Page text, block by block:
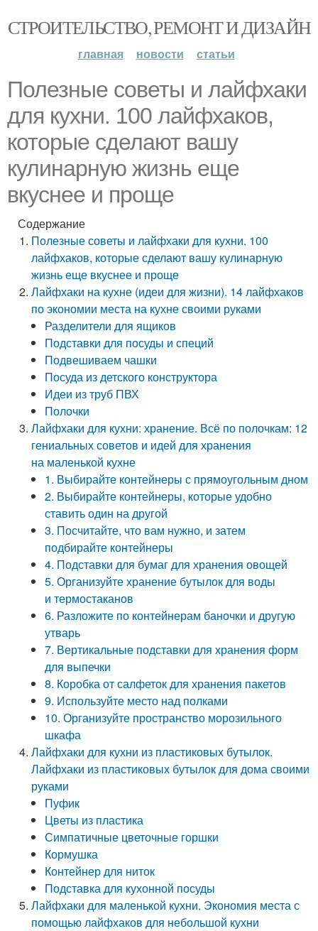
СТРОИТЕЛЬСТВО, РЕМОНТ И ДИЗАЙН
главная новости статьи
Полезные советы и лайфхаки
для кухни. 100 лайфхаков,
которые сделают вашу
кулинарную жизнь еще
вкуснее и проще
Содержание
Полезные советы и лайфхаки для кухни. 100
лайфхаков, которые сделают вашу кулинарную
жизнь еще вкуснее и проще
Лайфхаки на кухне (идеи для жизни). 14 лайфхаков
по экономии места на кухне своими руками
Разделители для ящиков
Подставки для посуды и специй
Подвешиваем чашки
Посуда из детского конструктора
Идеи из труб ПВХ
Полочки
Лайфхаки для кухни: хранение. Всё по полочкам: 12
гениальных советов и идей для хранения
на маленькой кухне
1. Выбирайте контейнеры с прямоугольным дном
2. Выбирайте контейнеры, которые удобно
ставить один на другой
3. Посчитайте, что вам нужно, и затем
подбирайте контейнеры
4. Подставки для бумаг для хранения овощей
5. Организуйте хранение бутылок для воды
и термостаканов
6. Разложите по контейнерам баночки и другую
утварь
7. Вертикальные подставки для хранения форм
для выпечки
8. Коробка от салфеток для хранения пакетов
9. Используйте место над полками
10. Организуйте пространство морозильного
шкафа
Лайфхаки для кухни из пластиковых бутылок.
Лайфхаки из пластиковых бутылок для дома своими
руками
Пуфик
Цветы из пластика
Симпатичные цветочные горшки
Кормушка
Контейнер для ниток
Подставка для кухонной посуды
Лайфхаки для маленькой кухни. Экономия места с
помощью лайфхаков для небольшой кухни